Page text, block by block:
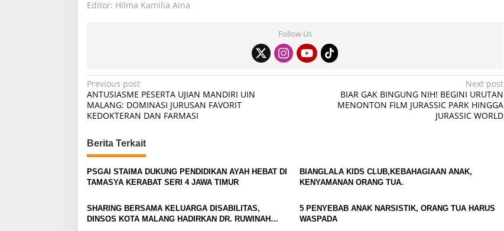
Editor: Hilma Kamilia Aina
Follow Us
P
o
s
t
n
a
v
i
g
Previous post
ANTUSIASME PESERTA UJIAN MANDIRI UIN
MALANG: DOMINASI JURUSAN FAVORIT
KEDOKTERAN DAN FARMASI
Next post
BIAR GAK BINGUNG NIH! BEGINI URUTAN
MENONTON FILM JURASSIC PARK HINGGA
JURASSIC WORLD
Berita Terkait
PSGAI STAIMA DUKUNG PENDIDIKAN AYAH HEBAT DI
TAMASYA KERABAT SERI 4 JAWA TIMUR
BIANGLALA KIDS CLUB,KEBAHAGIAAN ANAK,
KENYAMANAN ORANG TUA.
SHARING BERSAMA KELUARGA DISABILITAS,
DINSOS KOTA MALANG HADIRKAN DR. RUWINAH
5 PENYEBAB ANAK NARSISTIK, ORANG TUA HARUS
WASPADA